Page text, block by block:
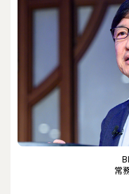
常